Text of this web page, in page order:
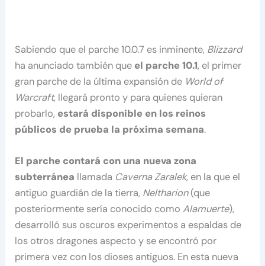
Sabiendo que el parche 10.0.7 es inminente, Blizzard
ha anunciado también que el parche 10.1, el primer
gran parche de la última expansión de World of
Warcraft, llegará pronto y para quienes quieran
probarlo, estará disponible en los reinos
públicos de prueba la próxima semana.
El parche contará con una nueva zona
subterránea llamada Caverna Zaralek, en la que el
antiguo guardián de la tierra, Neltharion(que
posteriormente sería conocido comoAlamuerte),
desarrolló sus oscuros experimentos a espaldas de
los otros dragones aspecto y se encontró por
primera vez con los dioses antiguos. En esta nueva